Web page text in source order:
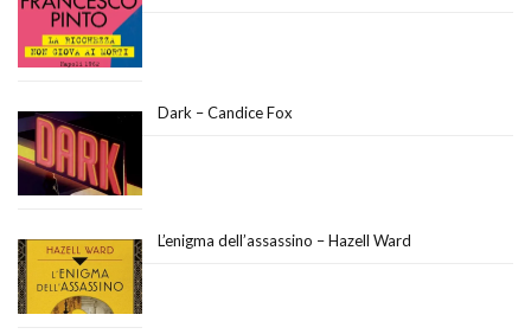
Dark – Candice Fox
L’enigma dell’assassino – Hazell Ward